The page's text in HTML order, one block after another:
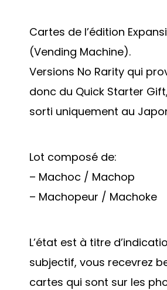
Cartes de l’édition
(Vending Machine).
Versions No Rarity qui
donc du Quick Starter
sorti uniquement au
Lot composé de:
– Machoc / Machop
– Machopeur / Machoke
L’état est à titre
subjectif, vous recevrez
cartes qui sont sur les